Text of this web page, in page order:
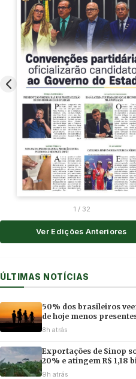
1 / 32
Ver Edições Anteriores
ÚLTIMAS NOTÍCIAS
50% dos brasileiros
de hoje menos
vida dos filhos, revela
8h atrás
Exportações de Sinop
20% e atingem R$ 1,18
com impulso da soja e
9h atrás